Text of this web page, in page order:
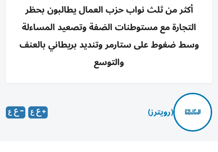
أكثر من ثلث نواب حزب العمال يطالبون بحظر
التجارة مع مستوطنات الضفة وتصعيد المساءلة
وسط ضغوط على ستارمر وتنديد بريطاني بالعنف
والتوسع
(رويترز)